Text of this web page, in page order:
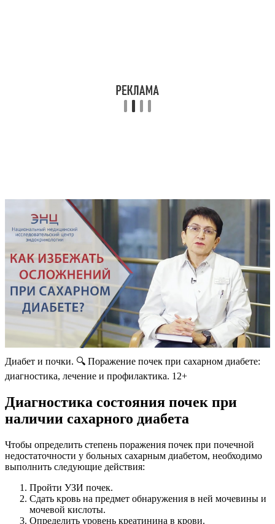
Диабет и почки. 🔍 Поражение почек при сахарном диабете:
диагностика, лечение и профилактика. 12+
Диагностика состояния почек при
наличии сахарного диабета
Чтобы определить степень поражения почек при почечной
недостаточности у больных сахарным диабетом, необходимо
выполнить следующие действия:
Пройти УЗИ почек.
Сдать кровь на предмет обнаружения в ней мочевины и
мочевой кислоты.
Определить уровень креатинина в крови.